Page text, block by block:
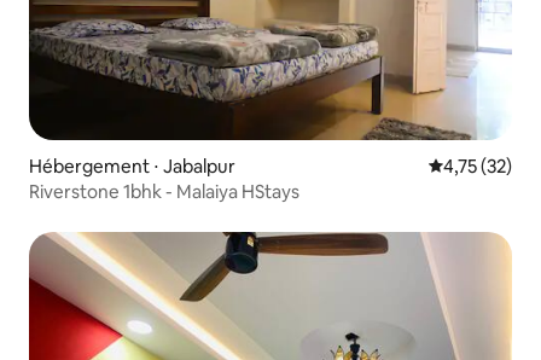
Hébergement ⋅ Jabalpur Évaluation
4,75 (32)
Riverstone 1bhk - Malaiya HStays